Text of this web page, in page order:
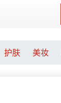
护肤 美妆